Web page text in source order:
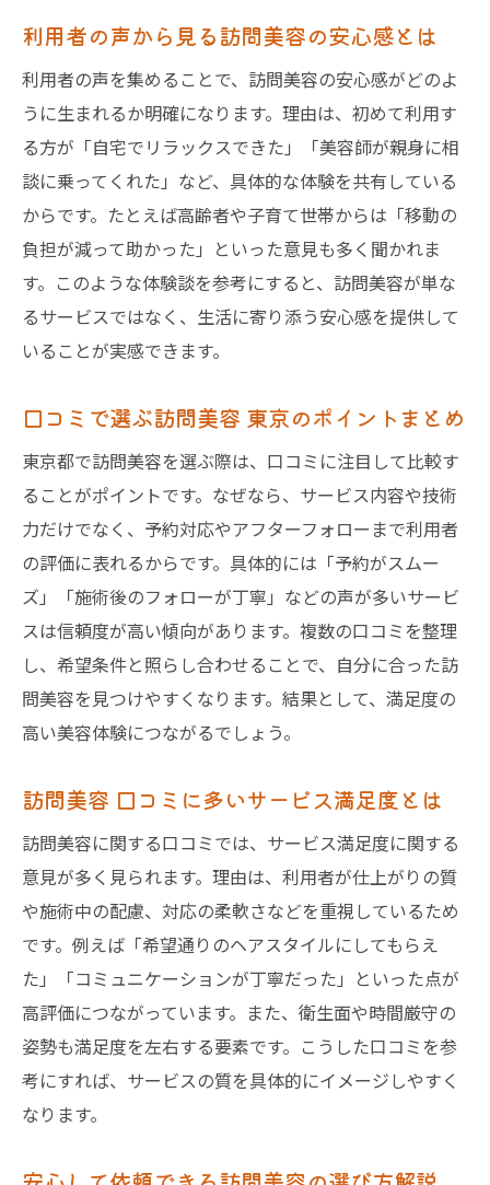
利用者の声から見る訪問美容の安心感とは
利用者の声を集めることで、訪問美容の安心感がどのよ
うに生まれるか明確になります。理由は、初めて利用す
る方が「自宅でリラックスできた」「美容師が親身に相
談に乗ってくれた」など、具体的な体験を共有している
からです。たとえば高齢者や子育て世帯からは「移動の
負担が減って助かった」といった意見も多く聞かれま
す。このような体験談を参考にすると、訪問美容が単な
るサービスではなく、生活に寄り添う安心感を提供して
いることが実感できます。
口コミで選ぶ訪問美容 東京のポイントまとめ
東京都で訪問美容を選ぶ際は、口コミに注目して比較す
ることがポイントです。なぜなら、サービス内容や技術
力だけでなく、予約対応やアフターフォローまで利用者
の評価に表れるからです。具体的には「予約がスムー
ズ」「施術後のフォローが丁寧」などの声が多いサービ
スは信頼度が高い傾向があります。複数の口コミを整理
し、希望条件と照らし合わせることで、自分に合った訪
問美容を見つけやすくなります。結果として、満足度の
高い美容体験につながるでしょう。
訪問美容 口コミに多いサービス満足度とは
訪問美容に関する口コミでは、サービス満足度に関する
意見が多く見られます。理由は、利用者が仕上がりの質
や施術中の配慮、対応の柔軟さなどを重視しているため
です。例えば「希望通りのヘアスタイルにしてもらえ
た」「コミュニケーションが丁寧だった」といった点が
高評価につながっています。また、衛生面や時間厳守の
姿勢も満足度を左右する要素です。こうした口コミを参
考にすれば、サービスの質を具体的にイメージしやすく
なります。